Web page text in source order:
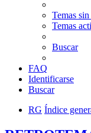
Temas
Temas
Buscar
FAQ
Identificarse
Buscar
RG Índice